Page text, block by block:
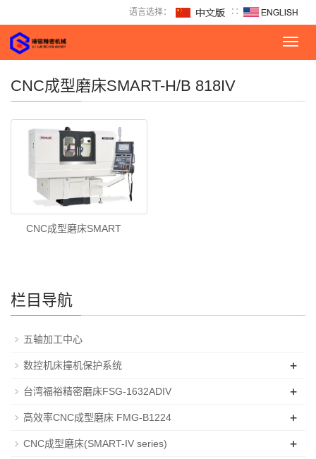
语言选择： ∷
CNC成型磨床SMART-H/B 818IV
CNC成型磨床SMART
栏目导航
五轴加工中心
数控机床撞机保护系统 +
台湾福裕精密磨床FSG-1632ADIV +
高效率CNC成型磨床 FMG-B1224 +
CNC成型磨床(SMART-IV series) +